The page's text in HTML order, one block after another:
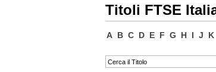
Titoli FTSE
A B C D E F G H I J K